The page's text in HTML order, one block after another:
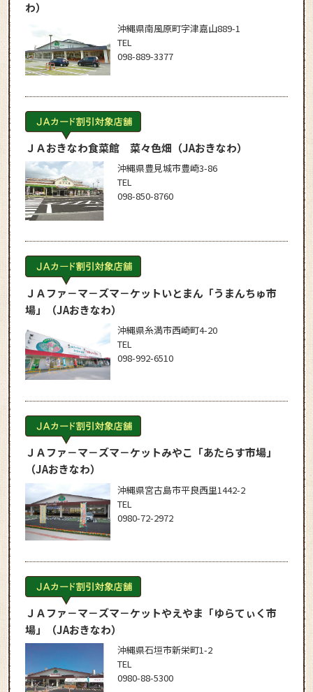
わ）
沖縄県南風原町字津嘉山889-1
TEL
098-889-3377
ＪＡおきなわ食菜館 菜々色畑 （JAおきなわ）
沖縄県豊見城市豊崎3-86
TEL
098-850-8760
ＪＡファ－マ－ズマ－ケットいとまん「うまんちゅ市
場」
（JAおきなわ）
沖縄県糸満市西崎町4-20
TEL
098-992-6510
ＪＡファ－マ－ズマ－ケットみやこ「あたらす市場」
（JAおきなわ）
沖縄県宮古島市平良西里1442-2
TEL
0980-72-2972
ＪＡファ－マ－ズマ－ケットやえやま「ゆらてぃく市
場」
（JAおきなわ）
沖縄県石垣市新栄町1-2
TEL
0980-88-5300